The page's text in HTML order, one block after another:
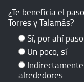
¿Te beneficia el
Torres y Talamás?
Sí, por ahí
Un poco, sí
alrededores